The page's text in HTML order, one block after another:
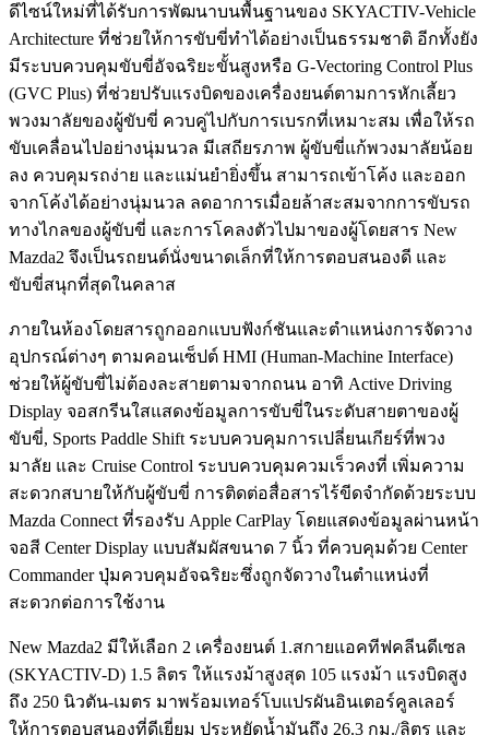
ดีไซน์ใหม่ที่ได้รับการพัฒนาบนพื้นฐานของ SKYACTIV-Vehicle
Architecture ที่ช่วยให้การขับขี่ทำได้อย่างเป็นธรรมชาติ อีกทั้งยัง
มีระบบควบคุมขับขี่อัจฉริยะขั้นสูงหรือ G-Vectoring Control Plus
(GVC Plus) ที่ช่วยปรับแรงบิดของเครื่องยนต์ตามการหักเลี้ยว
พวงมาลัยของผู้ขับขี่ ควบคู่ไปกับการเบรกที่เหมาะสม เพื่อให้รถ
ขับเคลื่อนไปอย่างนุ่มนวล มีเสถียรภาพ ผู้ขับขี่แก้พวงมาลัยน้อย
ลง ควบคุมรถง่าย และแม่นยำยิ่งขึ้น สามารถเข้าโค้ง และออก
จากโค้งได้อย่างนุ่มนวล ลดอาการเมื่อยล้าสะสมจากการขับรถ
ทางไกลของผู้ขับขี่ และการโคลงตัวไปมาของผู้โดยสาร New
Mazda2 จึงเป็นรถยนต์นั่งขนาดเล็กที่ให้การตอบสนองดี และ
ขับขี่สนุกที่สุดในคลาส
ภายในห้องโดยสารถูกออกแบบฟังก์ชันและตำแหน่งการจัดวาง
อุปกรณ์ต่างๆ ตามคอนเซ็ปต์ HMI (Human-Machine Interface)
ช่วยให้ผู้ขับขี่ไม่ต้องละสายตามจากถนน อาทิ Active Driving
Display จอสกรีนใสแสดงข้อมูลการขับขี่ในระดับสายตาของผู้
ขับขี่, Sports Paddle Shift ระบบควบคุมการเปลี่ยนเกียร์ที่พวง
มาลัย และ Cruise Control ระบบควบคุมควมเร็วคงที่ เพิ่มความ
สะดวกสบายให้กับผู้ขับขี่ การติดต่อสื่อสารไร้ขีดจำกัดด้วยระบบ
Mazda Connect ที่รองรับ Apple CarPlay โดยแสดงข้อมูลผ่านหน้า
จอสี Center Display แบบสัมผัสขนาด 7 นิ้ว ที่ควบคุมด้วย Center
Commander ปุ่มควบคุมอัจฉริยะซึ่งถูกจัดวางในตำแหน่งที่
สะดวกต่อการใช้งาน
New Mazda2 มีให้เลือก 2 เครื่องยนต์ 1.สกายแอคทีฟคลีนดีเซล
(SKYACTIV-D) 1.5 ลิตร ให้แรงม้าสูงสุด 105 แรงม้า แรงบิดสูง
ถึง 250 นิวตัน-เมตร มาพร้อมเทอร์โบแปรผันอินเตอร์คูลเลอร์
ให้การตอบสนองที่ดีเยี่ยม ประหยัดน้ำมันถึง 26.3 กม./ลิตร และ